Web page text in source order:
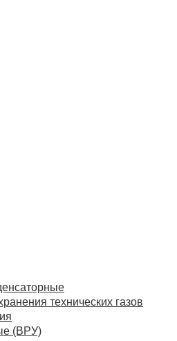
технических газов
(ВРУ)